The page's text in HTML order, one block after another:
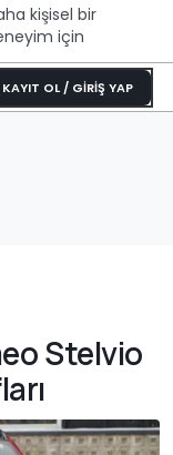
kişisel bir
için
KAYIT OL / GİRİŞ YAP
Stelvio